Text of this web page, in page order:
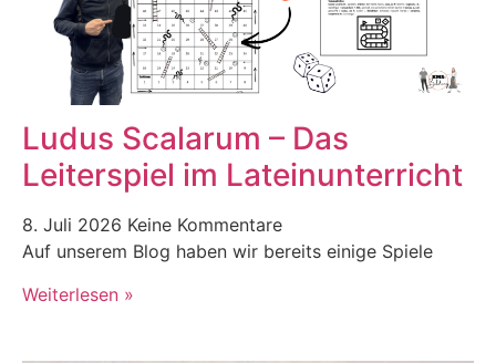
Ludus Scalarum – Das
Leiterspiel im Lateinunterricht
8. Juli 2026 Keine Kommentare
Auf unserem Blog haben wir bereits einige Spiele
Weiterlesen »